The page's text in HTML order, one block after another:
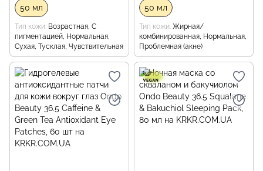
50 мл
Тип кожи Возрастная, С
пигментацией, Нормальная,
Сухая, Тусклая, Чувствительная
50 мл
Тип кожи Жирная/
комбинированная, Нормальная,
Проблемная (акне)